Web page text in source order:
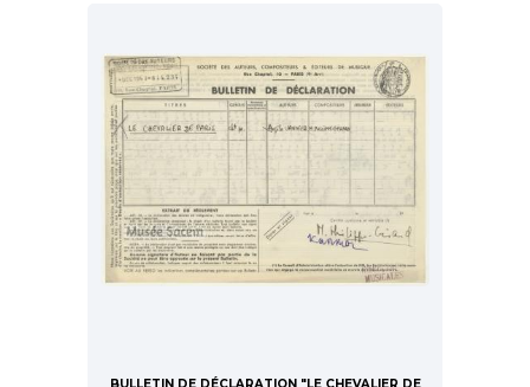
BULLETIN DE DÉCLARATION "LE CHEVALIER DE